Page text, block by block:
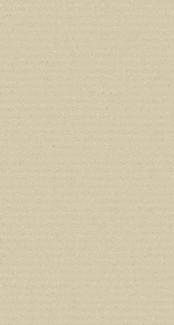
Deprecated:
/home/users/
Deprecated:
in/home/
Deprecated:
deprecated in/
line179